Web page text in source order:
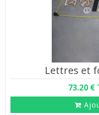
Lettres et
73.20 €